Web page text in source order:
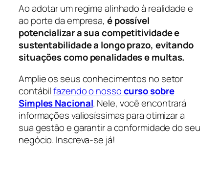
Ao adotar um regime alinhado à realidade e
ao porte da empresa, é possível
potencializar a sua competitividade e
sustentabilidade a longo prazo, evitando
situações como penalidades e multas.
Amplie os seus conhecimentos no setor
contábilfazendo o nossocurso sobre
Simples Nacional. Nele, você encontrará
informações valiosíssimas para otimizar a
sua gestão e garantir a conformidade do seu
negócio. Inscreva-se já!